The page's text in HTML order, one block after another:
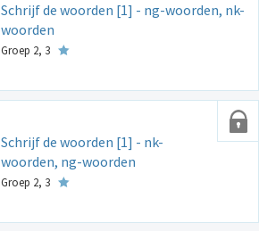
Schrijf de woorden [1] - ng-woorden, nk-
woorden
Groep 2, 3
Schrijf de woorden [1] - nk-
woorden, ng-woorden
Groep 2, 3